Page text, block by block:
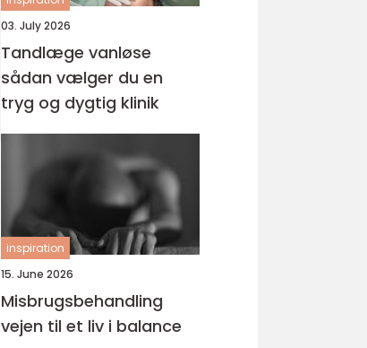
03. July 2026
Tandlæge vanløse
sådan vælger du en
tryg og dygtig klinik
inspiration
15. June 2026
Misbrugsbehandling
vejen til et liv i balance